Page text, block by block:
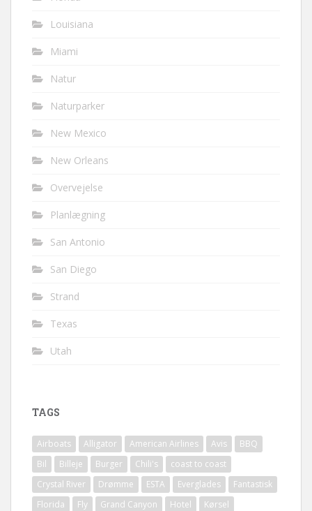
Louisiana
Miami
Natur
Naturparker
New Mexico
New Orleans
Overvejelse
Planlægning
San Antonio
San Diego
Strand
Texas
Utah
TAGS
Airboats Alligator American Airlines Avis
BBQ
Bil
Billeje Burger Chili's
coast to coast
Crystal River
Drømme ESTA Everglades
Fantastisk
Florida
Fly Grand Canyon Hotel
Kørsel